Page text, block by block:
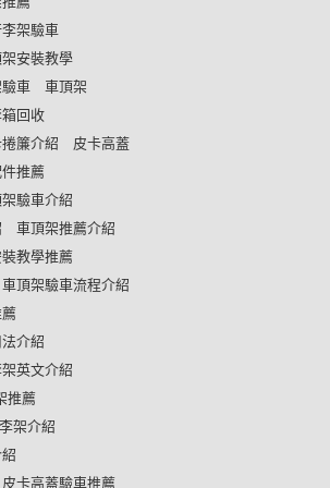
架驗車
安裝教學
車
車頂架
回收
簾介紹
皮卡高蓋
推薦
驗車介紹
車頂架推薦介紹
教學推薦
車頂架驗車流程介紹
介紹
英文介紹
推薦
架介紹
皮卡高蓋驗車推薦